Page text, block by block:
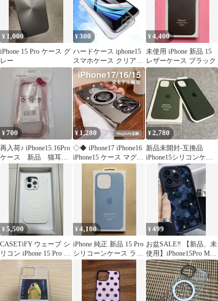
¥ 1,000
iPhone 15 Pro ケース グ
レー
¥300
ハードケース iphone15
スマホケース クリアケ
ース
¥4,400
未使用 iPhone 新品 15
レザーケース ブラック
¥700
再入荷♪ iPhone15.16Pro
ケース 新品 猫耳
リボン
¥1,280
◇◆ iPhone17 iPhone16
iPhone15 ケース マグセ
ーフ 16ProMax 16Pro
16Plus 17ProMax 17Pro
17Air 15ProMax 15Pro
15Plus ラメ グレー 透明
クリア 耐衝撃☆
¥2,780
新品未開封-互換品
iPhone15シリコンケー
スMagSafe対応
¥5,500
CASETiFY ウェーブ シ
リコン iPhone 15 Pro ケ
ース
¥4,100
iPhone 純正 新品 15 Pro
シリコーンケース ライ
トブルー
¥499
お盆SALE‼️ 【新品、未
使用】iPhone15Pro Max
ケース